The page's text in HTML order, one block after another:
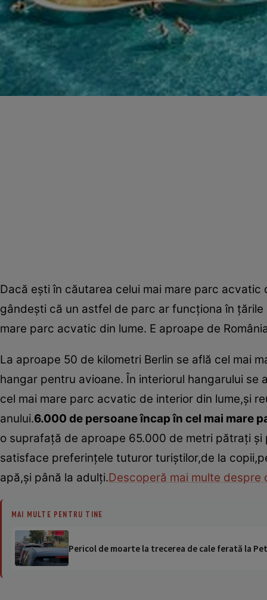
Dacă eşti în căutarea celui mai mare parc
gândeşti că un astfel de parc ar funcţiona în
mare parc acvatic din lume. E aproape de
La aproape 50 de kilometri Berlin se află cel mai
hangar pentru avioane. În interiorul hangarului
cel mai mare parc acvatic de interior din lume,şi
anului.6.000 de persoane încap în cel mai mare
o suprafaţă de aproape 65.000 de metri pătraţi
satisface preferinţele tuturor turiştilor,de la
apă,şi până la adulţi.Descoperă mai multe
MAI MULTE PENTRU TINE
Pericol de moarte la trecerea de cale ferată la